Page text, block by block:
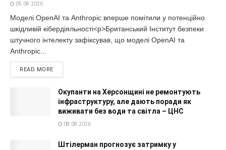
05.08.2026
Моделі OpenAI та Anthropic вперше помітили у потенційно
шкідливій кібердіяльності<p>Британський Інститут безпеки
штучного інтелекту зафіксував, що моделі OpenAI та
Anthropic...
READ MORE
Окупанти на Херсонщині не ремонтують
інфраструктуру, але дають поради як
виживати без води та світла – ЦНС
08.08.2026
Штілерман прогнозує затримку у